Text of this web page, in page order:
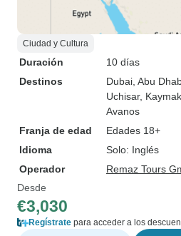
Ciudad y Cultura
Duración
10 días
Destinos
Dubai , Abu
Uchisar,
Avanos
Franja de edad
Edades 18+
Idioma
Solo: Inglés
Operador
Remaz Tours
Desde
€3,030
Regístrate para acceder a los